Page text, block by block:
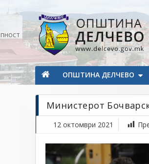
Општина Делчево
Општина Делчево
ОПШТИНА ДЕЛЧЕВО
Министерот
12 октомври 2021